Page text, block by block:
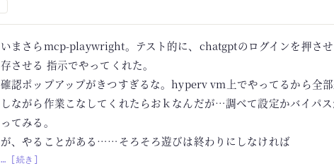
いまさらmcp-playwright。テスト的に、chatgptのログインを押さ
存させる 指示でやってくれた。
確認ポップアップがきつすぎるな。hyperv vm上でやってるから全
しながら作業こなしてくれたらおｋなんだが…調べて設定かバイパ
ってみる。
が、やることがある……そろそろ遊びは終わりにしなければ
… [続き]